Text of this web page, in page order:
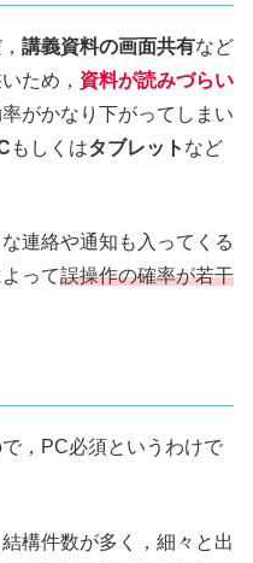
講義資料の画面共有など
ため， 資料が読みづらい
がかなり下がってしまい
もしくはタブレット など
連絡や通知も入ってくる
って誤操作の確率が若干
，PC必須というわけで
構件数が多く，細々と出